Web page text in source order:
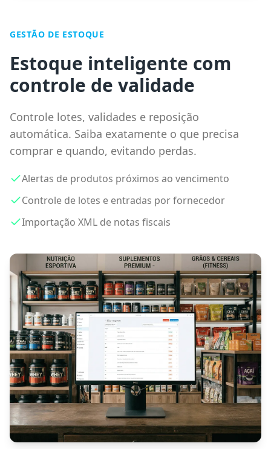
GESTÃO DE ESTOQUE
Estoque inteligente com
controle de validade
Controle lotes, validades e reposição
automática. Saiba exatamente o que precisa
comprar e quando, evitando perdas.
Alertas de produtos próximos ao vencimento
Controle de lotes e entradas por fornecedor
Importação XML de notas fiscais